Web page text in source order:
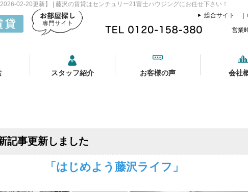
02-20更新】 | 藤沢の賃貸はセンチュリー21富士ハウジングにお任せ下さい！
総合サイト
営業
スタッフ紹介 お客様の声 会社
記事更新しました
「はじめよう藤沢ライフ」